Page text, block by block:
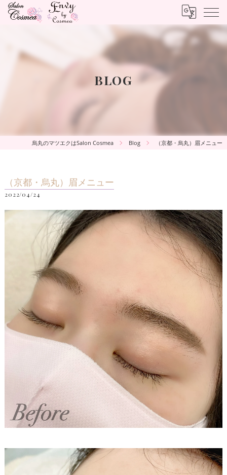
BLOG
烏丸のマツエクはSalon Cosmea Blog （京都・烏丸）眉メニュー
（京都・烏丸）眉メニュー
2022/04/24